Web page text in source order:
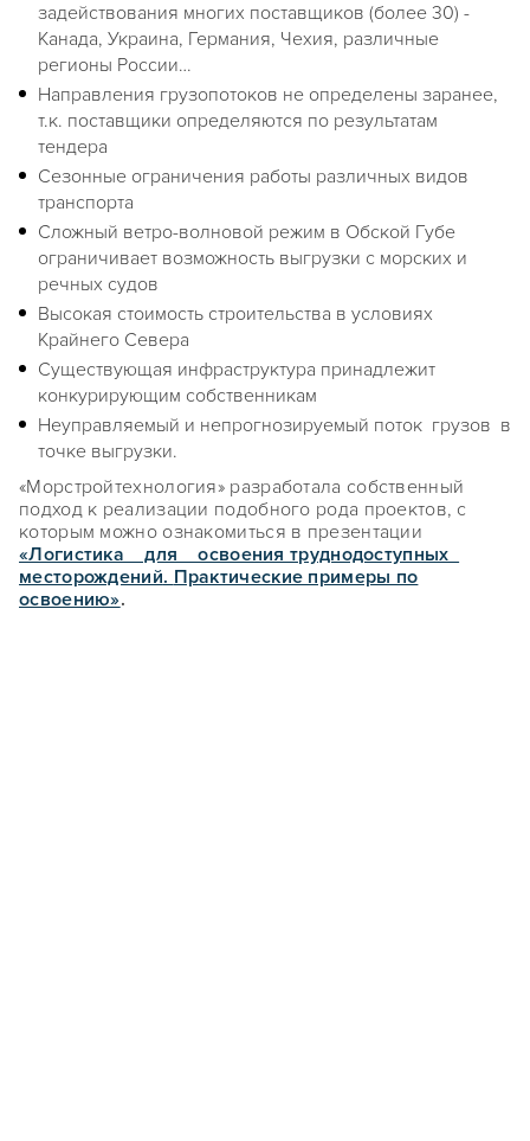
задействования многих поставщиков (более 30) -
Канада, Украина, Германия, Чехия, различные
регионы России…
Направления грузопотоков не определены заранее,
т.к. поставщики определяются по результатам
тендера
Сезонные ограничения работы различных видов
транспорта
Сложный ветро-волновой режим в Обской Губе
ограничивает возможность выгрузки с морских и
речных судов
Высокая стоимость строительства в условиях
Крайнего Севера
Существующая инфраструктура принадлежит
конкурирующим собственникам
Неуправляемый и непрогнозируемый поток грузов в
точке выгрузки.
«Морстройтехнология» разработала собственный
подход к реализации подобного рода проектов, с
которым можно ознакомиться в презентации
«Логистика для освоения труднодоступных
месторождений. Практические примеры по
освоению».